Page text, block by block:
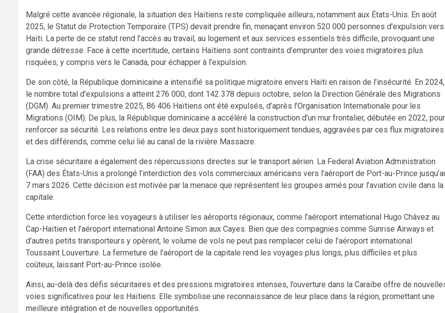
Malgré cette avancée régionale, la situation des Haïtiens reste compliquée ailleurs, notamment aux États-Unis. En août
2025, le Statut de Protection Temporaire (TPS) devait prendre fin, menaçant environ 520 000 personnes d’expulsion vers
Haïti. La perte de ce statut rend l’accès au travail, au logement et aux services essentiels très difficile, provoquant une
grande détresse. Face à cette incertitude, certains Haïtiens sont contraints d’emprunter des voies migratoires plus
risquées, y compris vers le Canada, pour échapper à l’expulsion.
De son côté, la République dominicaine a intensifié sa politique migratoire envers Haïti en raison de l’insécurité. En 2024,
le nombre total d’expulsions a atteint 276 000, dont 142 378 depuis octobre, selon la Direction Générale des Migrations
(DGM). Au premier trimestre 2025, 86 406 Haïtiens ont été expulsés, d’après l’Organisation Internationale pour les
Migrations (OIM). De plus, la République dominicaine a accéléré la construction d’un mur frontalier, débutée en 2022, pour
renforcer sa sécurité. Les relations entre les deux pays sont historiquement tendues, aggravées par ces flux migratoires
et des différends, comme celui lié au canal de la rivière Massacre.
La crise sécuritaire a également des répercussions directes sur le transport aérien. La Federal Aviation Administration
(FAA) des États-Unis a prolongé l’interdiction des vols commerciaux américains vers l’aéroport de Port-au-Prince
7 mars 2026. Cette décision est motivée par la menace que représentent les groupes armés pour l’aviation civile dans la
capitale.
Cette interdiction force les voyageurs à utiliser les aéroports régionaux, comme l’aéroport international Hugo Chávez au
Cap-Haïtien et l’aéroport international Antoine Simon aux Cayes. Bien que des compagnies comme Sunrise Airways et
d’autres petits transporteurs y opèrent, le volume de vols ne peut pas remplacer celui de l’aéroport international
Toussaint Louverture. La fermeture de l’aéroport de la capitale rend les voyages plus longs, plus difficiles et plus
coûteux, laissant Port-au-Prince isolée.
Ainsi, au-delà des défis sécuritaires et des pressions migratoires intenses, l’ouverture dans la Caraïbe offre de
voies significatives pour les Haïtiens. Elle symbolise une reconnaissance de leur place dans la région, promettant une
meilleure intégration et de nouvelles opportunités.